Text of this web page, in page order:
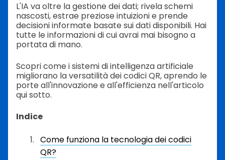
L'IA va oltre la gestione dei dati; rivela schemi
nascosti, estrae preziose intuizioni e prende
decisioni informate basate sui dati disponibili. Hai
tutte le informazioni di cui avrai mai bisogno a
portata di mano.
Scopri come i sistemi di intelligenza artificiale
migliorano la versatilità dei codici QR, aprendo le
porte all'innovazione e all'efficienza nell'articolo
qui sotto.
Indice
Come funziona la tecnologia dei codici
QR?